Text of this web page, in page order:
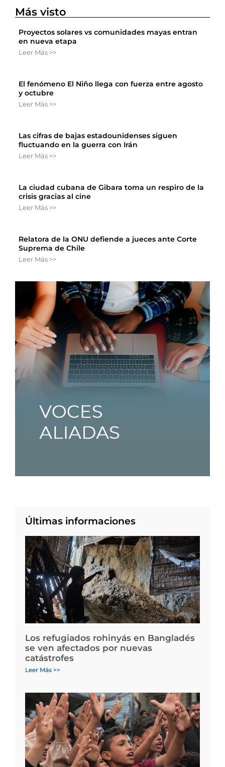
Más visto
Proyectos solares vs comunidades mayas entran
en nueva etapa
Leer Más >>
El fenómeno El Niño llega con fuerza entre agosto
y octubre
Leer Más >>
Las cifras de bajas estadounidenses siguen
fluctuando en la guerra con Irán
Leer Más >>
La ciudad cubana de Gibara toma un respiro de la
crisis gracias al cine
Leer Más >>
Relatora de la ONU defiende a jueces ante Corte
Suprema de Chile
Leer Más >>
Últimas informaciones
Los refugiados rohinyás en Bangladés
se ven afectados por nuevas
catástrofes
Leer Más >>